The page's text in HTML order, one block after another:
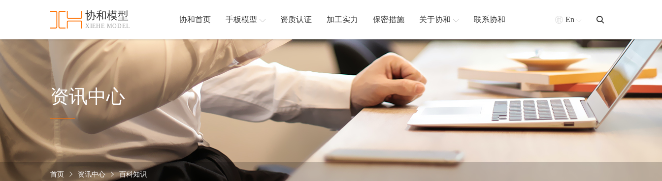
协和模型
XIEHE MODEL
协和首页 手板模型 资质认证 加工实力 保密措施 关于协和 联系协和 En
资讯中心
首页 资讯中心 百科知识
和
首
页
手
型
资
认
加
实
保
密